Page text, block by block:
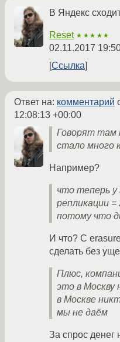
В Яндекс
Reset ★★★★★
02.11.2017
Ссылка
Ответ на: комментарий
12:08:13 +00:00
Говорят там
стало много
Например?
что теперь
репликации =
потому что
И что? С
сделать без
Плюс,
это в Москву
в Москве
мы не даём
За спрос денег